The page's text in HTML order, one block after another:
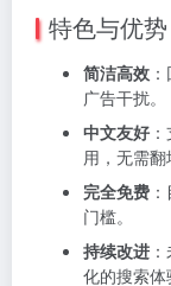
特色与优势
简洁高效
广告干扰。
中文友好
用，无需翻
完全免费
门槛。
持续改进
化的搜索体